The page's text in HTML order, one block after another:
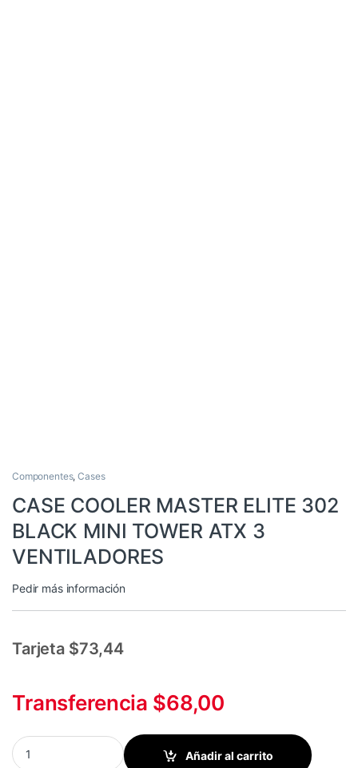
Componentes,Cases
CASE COOLER MASTER ELITE 302
BLACK MINI TOWER ATX 3
VENTILADORES
Pedir más información
Tarjeta $73,44
Transferencia $68,00
CASE COOLER MASTER ELITE 302 BLACK MINI TOWER ATX 3
Añadir al carrito